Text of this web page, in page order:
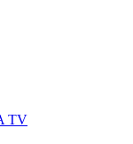
TV